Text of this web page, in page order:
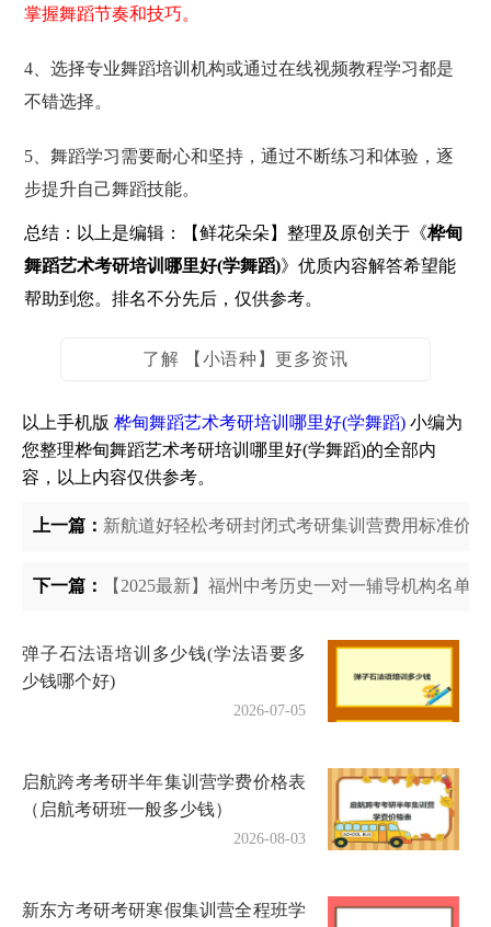
掌握舞蹈节奏和技巧。
4、选择专业舞蹈培训机构或通过在线视频教程学习都是
不错选择。
5、舞蹈学习需要耐心和坚持，通过不断练习和体验，逐
步提升自己舞蹈技能。
总结：以上是编辑：【鲜花朵朵】整理及原创关于《桦甸
舞蹈艺术考研培训哪里好(学舞蹈)》优质内容解答希望能
帮助到您。排名不分先后，仅供参考。
了解 【小语种】更多资讯
以上手机版 桦甸舞蹈艺术考研培训哪里好(学舞蹈) 小编为
您整理桦甸舞蹈艺术考研培训哪里好(学舞蹈)的全部内
容，以上内容仅供参考。
上一篇： 新航道好轻松考研封闭式考研集训营费用标准价
下一篇： 【2025最新】福州中考历史一对一辅导机构名单
弹子石法语培训多少钱(学法语要多
少钱哪个好)
2026-07-05
启航跨考考研半年集训营学费价格表
（启航考研班一般多少钱）
2026-08-03
新东方考研考研寒假集训营全程班学